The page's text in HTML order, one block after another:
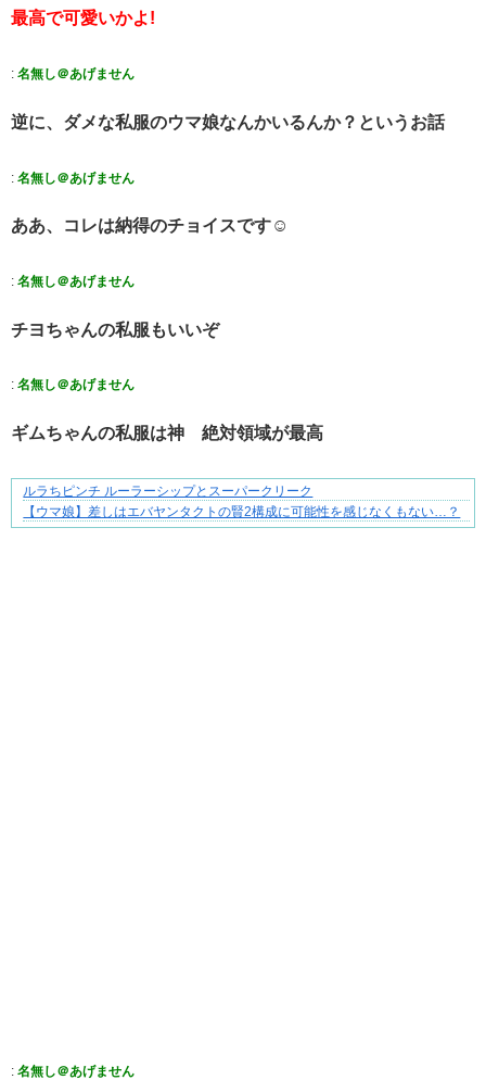
最高で可愛いかよ!
: 名無し＠あげません
逆に、ダメな私服のウマ娘なんかいるんか？というお話
: 名無し＠あげません
ああ、コレは納得のチョイスです☺️
: 名無し＠あげません
チヨちゃんの私服もいいぞ
: 名無し＠あげません
ギムちゃんの私服は神 絶対領域が最高
“変われない私”が動き出す瞬間に出会う
ルラちピンチ ルーラーシップとスーパークリーク
【ウマ娘】差しはエバヤンタクトの賢2構成に可能性を感じなくもない…？
: 名無し＠あげません